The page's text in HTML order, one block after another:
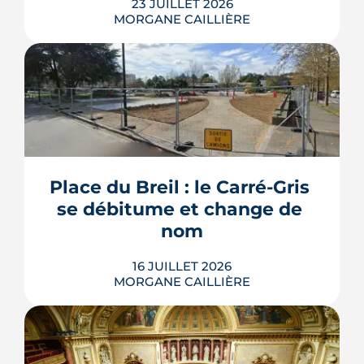
23 JUILLET 2026
MORGANE CAILLIÈRE
Les travaux modificatifs acquéreur
(TMA) permettent de personnaliser les
plans d'un logement en VEFA, sous
réserve de la faisabilité technique et de
l'accord du promoteur. Distincts des
livraison, ces aménagements
s'encadrent par un contrat spécifique
Place du Breil : le Carré-Gris
se débitume et change de
nom
16 JUILLET 2026
MORGANE CAILLIÈRE